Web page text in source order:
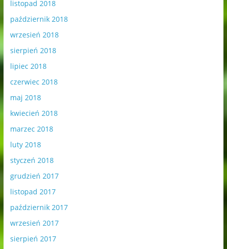
listopad 2018
październik 2018
wrzesień 2018
sierpień 2018
lipiec 2018
czerwiec 2018
maj 2018
kwiecień 2018
marzec 2018
luty 2018
styczeń 2018
grudzień 2017
listopad 2017
październik 2017
wrzesień 2017
sierpień 2017